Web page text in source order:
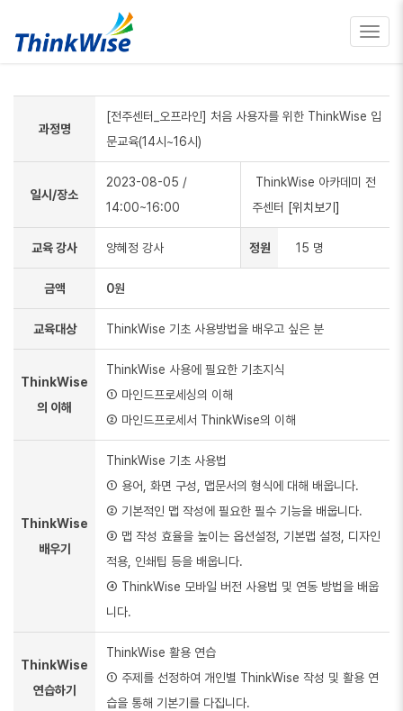
과정명
[전주센터_오프라인] 처음 사용자를 위한 ThinkWise 입
문교육(14시~16시)
일시/장소
2023-08-05 /
14:00~16:00
ThinkWise 아카데미 전
주센터
[위치보기]
교육 강사 양혜정 강사 정원 15 명
금액 0원
교육대상 ThinkWise 기초 사용방법을 배우고 싶은 분
ThinkWise
의 이해
ThinkWise 사용에 필요한 기초지식
① 마인드프로세싱의 이해
② 마인드프로세서 ThinkWise의 이해
ThinkWise
배우기
ThinkWise 기초 사용법
① 용어, 화면 구성, 맵문서의 형식에 대해 배웁니다.
② 기본적인 맵 작성에 필요한 필수 기능을 배웁니다.
③ 맵 작성 효율을 높이는 옵션설정, 기본맵 설정, 디자인
적용, 인쇄팁 등을 배웁니다.
④ ThinkWise 모바일 버전 사용법 및 연동 방법을 배웁
니다.
ThinkWise
연습하기
ThinkWise 활용 연습
① 주제를 선정하여 개인별 ThinkWise 작성 및 활용 연
습을 통해 기본기를 다집니다.